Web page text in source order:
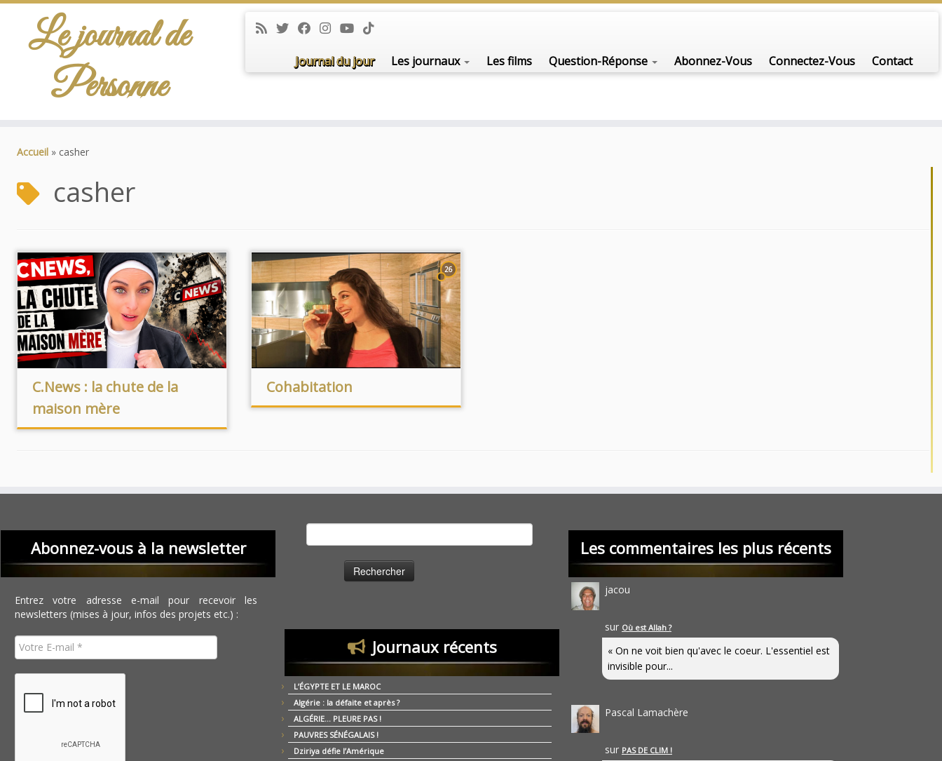
Le journal de
Personne
Journal du jour Les journaux Les films Question-Réponse Abonnez-Vous Connectez-Vous Contact
Accueil » casher
casher
C.News : la chute de la
maison mère
26
Cohabitation
Abonnez-vous à la newsletter
Entrez votre adresse e-mail pour recevoir les
newsletters (mises à jour, infos des projets etc.) :
Journaux récents
L’ÉGYPTE ET LE MAROC
Algérie : la défaite et après ?
ALGÉRIE… PLEURE PAS !
PAUVRES SÉNÉGALAIS !
Dziriya défie l’Amérique
Les commentaires les plus récents
jacou
sur Où est Allah ?
« On ne voit bien qu'avec le coeur. L'essentiel est
invisible pour...
Pascal Lamachère
sur PAS DE CLIM !